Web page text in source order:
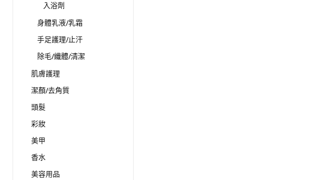
入浴劑
身體乳液/乳霜
手足護理/止汗
除毛/纖體/清潔
肌膚護理
潔顏/去角質
頭髮
彩妝
美甲
香水
美容用品